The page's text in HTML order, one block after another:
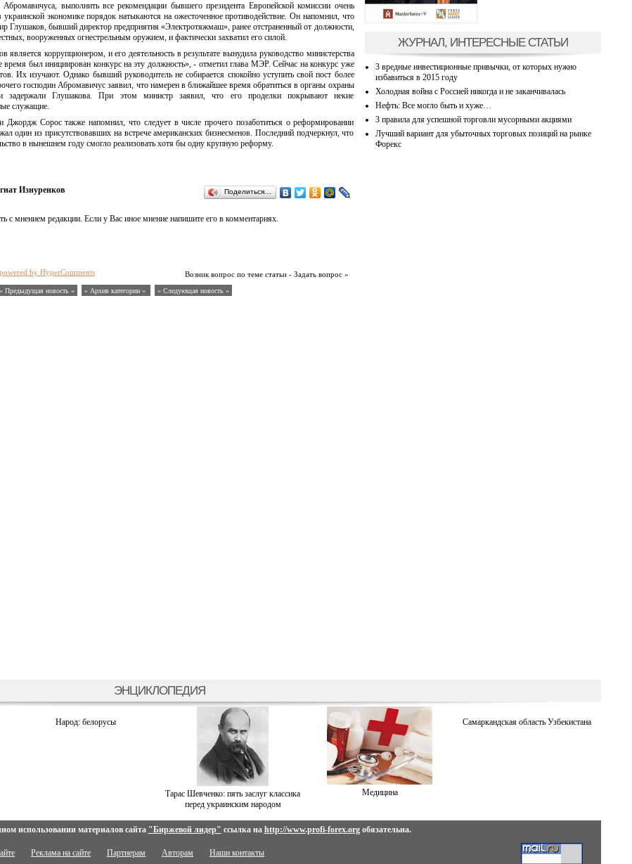
выполнить все рекомендации бывшего президента Европейской комиссии очень
украинской экономике порядок натыкаются на ожесточенное противодействие. Он напомнил, что
Глушаков, бывший директор предприятия «Электротяжмаш», ранее отстраненный от должности,
вооруженных огнестрельным оружием, и фактически захватил его силой.
коррупционером, и его деятельность в результате вынудила руководство министерства
время был инициирован конкурс на эту должность», - отметил глава МЭР. Сейчас на конкурс уже
Их изучают. Однако бывший руководитель не собирается спокойно уступить свой пост более
господин Абромавичус заявил, что намерен в ближайшее время обратиться в органы охраны
задержали Глушакова. При этом министр заявил, что его проделки покрывают некие
служащие.
Джордж Сорос также напомнил, что следует в числе прочего позаботиться о реформировании
один из присутствовавших на встрече американских бизнесменов. Последний подчеркнул, что
в нынешнем году смогло реализовать хотя бы одну крупную реформу.
Изнуренков Поделиться…
с мнением редакции. Если у Вас иное мнение напишите его в комментариях.
Возник вопрос по теме статьи - Задать вопрос »
by HyperComments
« Предыдущая новость « » Архив категории « » Следующая новость »
ЖУРНАЛ, ИНТЕРЕСНЫЕ СТАТЬИ
3 вредные инвестиционные привычки, от которых нужно
избавиться в 2015 году
Холодная война с Россией никогда и не заканчивалась
Нефть: Все могло быть и хуже…
3 правила для успешной торговли мусорными акциями
Лучший вариант для убыточных торговых позиций на рынке
Форекс
ЭНЦИКЛОПЕДИЯ
Народ: белорусы
Тарас Шевченко: пять заслуг классика
перед украинским народом
Медицина
Самаркандская область Узбекистана
использовании материалов сайта "Биржевой лидер" ссылка на http://www.profi-forex.orgобязательна.
Реклама на сайте Партнерам Авторам Наши контакты